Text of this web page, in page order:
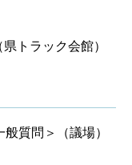
トラック会館）
質問＞（議場）